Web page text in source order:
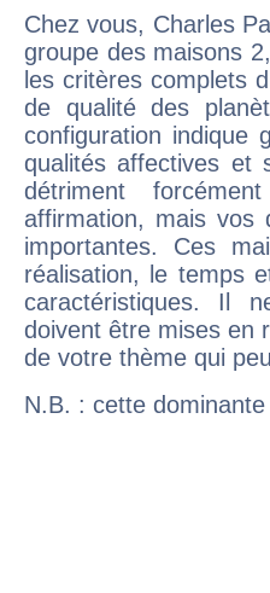
Chez vous, Charles
groupe des maisons
les critères complets
de qualité des
configuration indique
qualités affectives et
détriment
affirmation, mais
importantes. Ces
réalisation, le temps
caractéristiques. Il
doivent être mises en
de votre thème qui
N.B. : cette